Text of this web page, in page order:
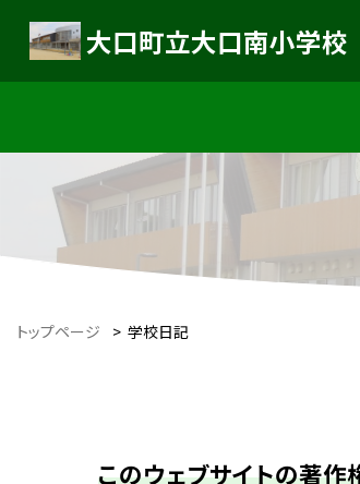
大口町立大口南小学校
トップページ > 学校日記
このウェブサイトの著作